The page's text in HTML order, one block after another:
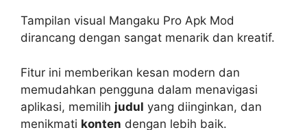
Tampilan visual Mangaku Pro Apk Mod
dirancang dengan sangat menarik dan kreatif.
Fitur ini memberikan kesan modern dan
memudahkan pengguna dalam menavigasi
aplikasi, memilih judul yang diinginkan, dan
menikmati konten dengan lebih baik.